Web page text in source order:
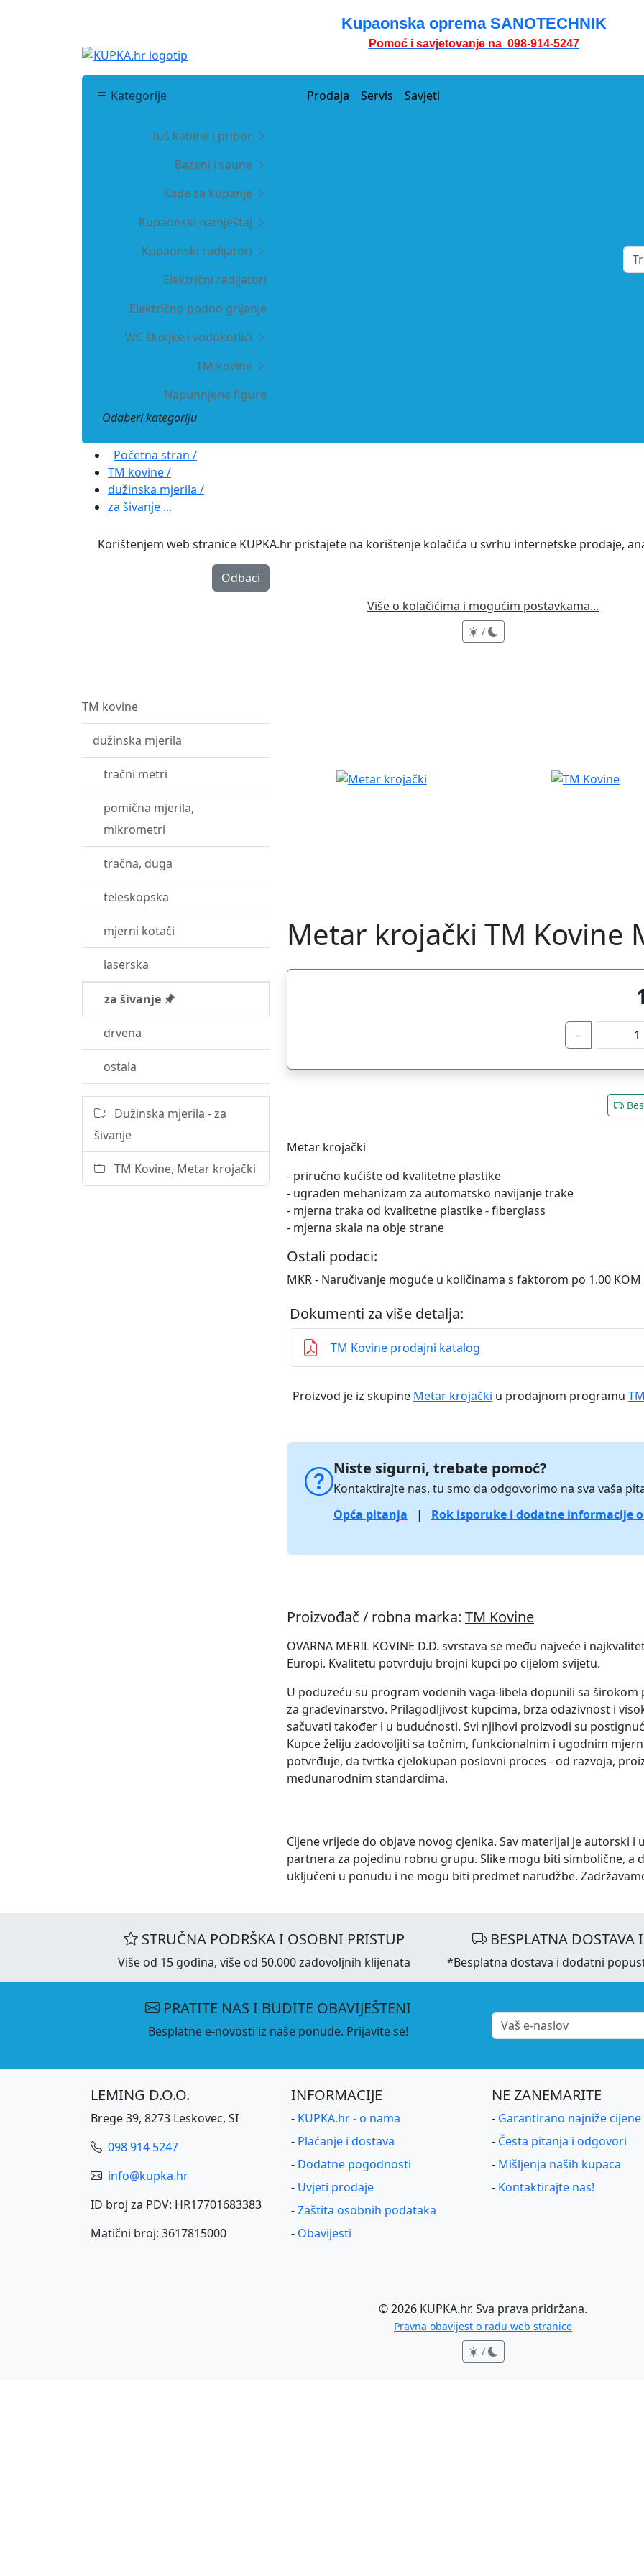
Kupaonska oprema SANOTECHNIK
Pomoć i savjetovanje na 098-914-5247
Kategorije
Tuš kabine i pribor
Bazeni i saune
Kade za kupanje
Kupaonski namještaj
Kupaonski radijatori
Električni radijatori
Električno podno grijanje
WC školjke i vodokotlići
TM kovine
Napuhnjene figure
Odaberi kategoriju
Prodaja Servis Savjeti
Početna stran /
TM kovine /
dužinska mjerila /
za šivanje ...
Korištenjem web stranice KUPKA.hr pristajete na korištenje kolačića u svrhu internetske prodaje,
Odbaci
Više o kolačićima i mogućim postavkama...
/
TM kovine
dužinska mjerila
tračni metri
pomična mjerila,
mikrometri
tračna, duga
teleskopska
mjerni kotači
laserska
za šivanje
drvena
ostala
Dužinska mjerila - za
šivanje
TM Kovine, Metar krojački
Metar krojački TM Kovine
−
Metar krojački
- priručno kućište od kvalitetne plastike
- ugrađen mehanizam za automatsko navijanje trake
- mjerna traka od kvalitetne plastike - fiberglass
- mjerna skala na obje strane
Ostali podaci:
MKR - Naručivanje moguće u količinama s faktorom po 1.00 KOM
Dokumenti za više detalja:
TM Kovine prodajni katalog
Proizvod je iz skupine Metar krojački u prodajnom programu
Niste sigurni, trebate pomoć?
Kontaktirajte nas, tu smo da odgovorimo na sva vaša
Opća pitanja
| Rok isporuke i dodatne informacije
Proizvođač / robna marka: TM Kovine
OVARNA MERIL KOVINE D.D. svrstava se među najveće i
Europi. Kvalitetu potvrđuju brojni kupci po cijelom svijetu.
U poduzeću su program vodenih vaga-libela dopunili sa
za građevinarstvo. Prilagodljivost kupcima, brza odazivnost i
sačuvati također i u budućnosti. Svi njihovi proizvodi su
Kupce želiju zadovoljiti sa točnim, funkcionalnim i ugodnim
potvrđuje, da tvrtka cjelokupan poslovni proces - od razvoja,
međunarodnim standardima.
Cijene vrijede do objave novog cjenika. Sav materijal je autorski
partnera za pojedinu robnu grupu. Slike mogu biti simbolične, a
uključeni u ponudu i ne mogu biti predmet narudžbe.
STRUČNA PODRŠKA I OSOBNI PRISTUP
Više od 15 godina, više od 50.000 zadovoljnih klijenata
BESPLATNA
*Besplatna dostava i dodatni
PRATITE NAS I BUDITE OBAVIJEŠTENI
Besplatne e-novosti iz naše ponude. Prijavite se!
LEMING D.O.O.
Brege 39, 8273 Leskovec, SI
098 914 5247
info@kupka.hr
ID broj za PDV: HR17701683383
Matični broj: 3617815000
INFORMACIJE
- KUPKA.hr - o nama
- Plaćanje i dostava
- Dodatne pogodnosti
- Uvjeti prodaje
-Zaštita osobnih podataka
- Obavijesti
NE ZANEMARITE
- Garantirano najniže cijene
- Česta pitanja i odgovori
- Mišljenja naših kupaca
- Kontaktirajte nas!
©2026 KUPKA.hr. Sva prava pridržana.
Pravna obavijest o radu web stranice
/